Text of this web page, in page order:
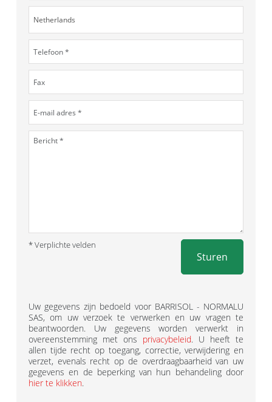
* Verplichte velden
Sturen
Uw gegevens zijn bedoeld voor BARRISOL - NORMALU
SAS, om uw verzoek te verwerken en uw vragen te
beantwoorden. Uw gegevens worden verwerkt in
overeenstemming met ons privacybeleid. U heeft te
allen tijde recht op toegang, correctie, verwijdering en
verzet, evenals recht op de overdraagbaarheid van uw
gegevens en de beperking van hun behandeling door
hier te klikken.